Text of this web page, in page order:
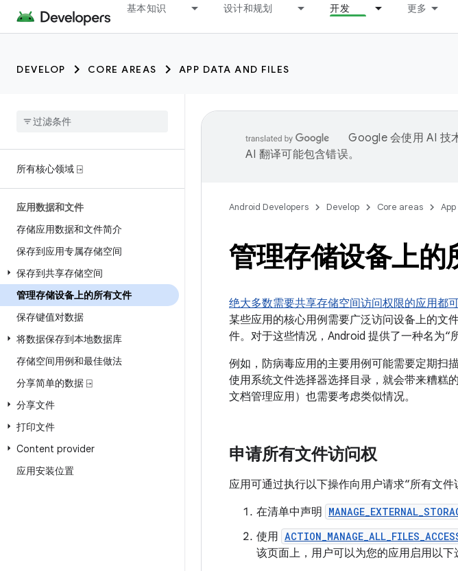
基本知识 设计和规划 开发 更多
DEVELOP CORE AREAS APP DATA AND FILES
所有核心领域 ⍈
应用数据和文件
存储应用数据和文件简介
保存到应用专属存储空间
保存到共享存储空间
管理存储设备上的所有文件
保存键值对数据
将数据保存到本地数据库
存储空间用例和最佳做法
分享简单的数据 ⍈
分享文件
打印文件
Content provider
应用安装位置
Google 会使用 AI 技
AI 翻译可能包含错误。
Android Developers Develop Core areas
管理存储设备上的
绝大多数需要共享存储空间访问权限的应用都
某些应用的核心用例需要广泛访问设备上的文
件。对于这些情况，Android 提供了一种名为“
例如，防病毒应用的主要用例可能需要定期扫
使用系统文件选择器选择目录，就会带来糟糕
文档管理应用）也需要考虑类似情况。
申请所有文件访问权
应用可通过执行以下操作向用户请求“所有文件
在清单中声明
使用
该页面上，用户可以为您的应用启用以下